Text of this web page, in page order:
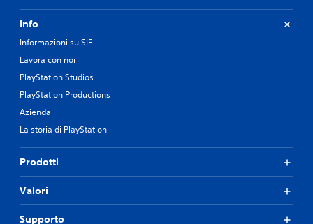
Info
Informazioni su SIE
Lavora con noi
PlayStation Studios
PlayStation Productions
Azienda
La storia di PlayStation
Prodotti
Valori
Supporto